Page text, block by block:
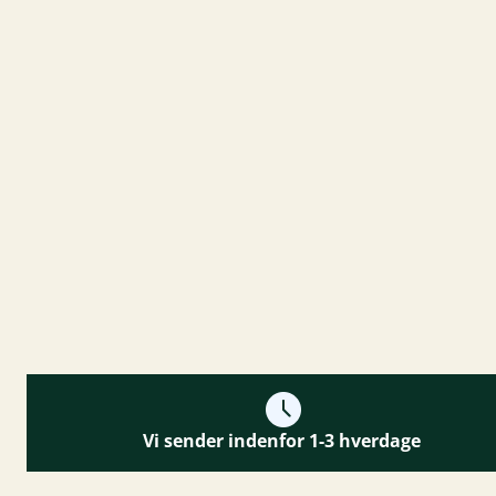
Vi sender indenfor 1-3 hverdage